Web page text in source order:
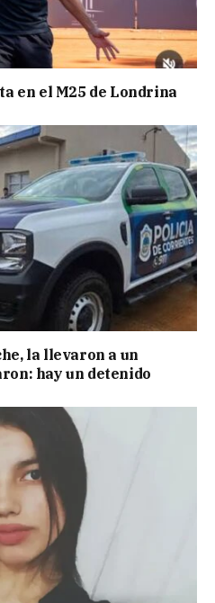
en el M25 de Londrina
la llevaron a un
hay un detenido